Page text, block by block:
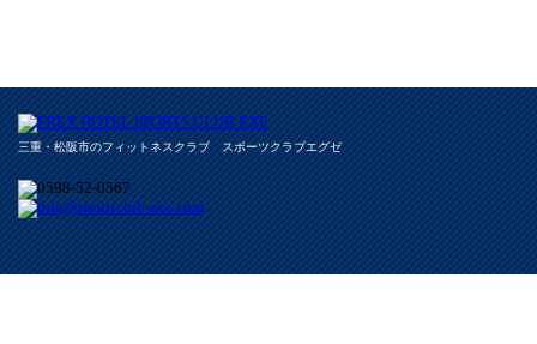
三重・松阪市のフィットネスクラブ スポーツクラブエグゼ